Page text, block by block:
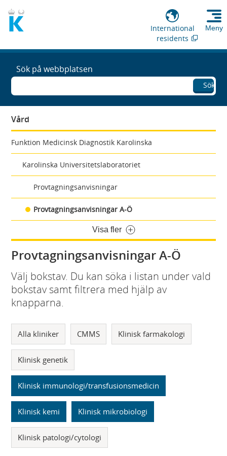
International
residents
Meny
Sök på webbplatsen
Sök
Vård
Funktion Medicinsk Diagnostik Karolinska
Karolinska Universitetslaboratoriet
Provtagningsanvisningar
Provtagningsanvisningar A-Ö
Visa fler
Provtagningsanvisningar A-Ö
Välj bokstav. Du kan söka i listan under vald
bokstav samt filtrera med hjälp av
knapparna.
Alla kliniker CMMS Klinisk farmakologi
Klinisk genetik
Klinisk immunologi/transfusionsmedicin
Klinisk kemi Klinisk mikrobiologi
Klinisk patologi/cytologi